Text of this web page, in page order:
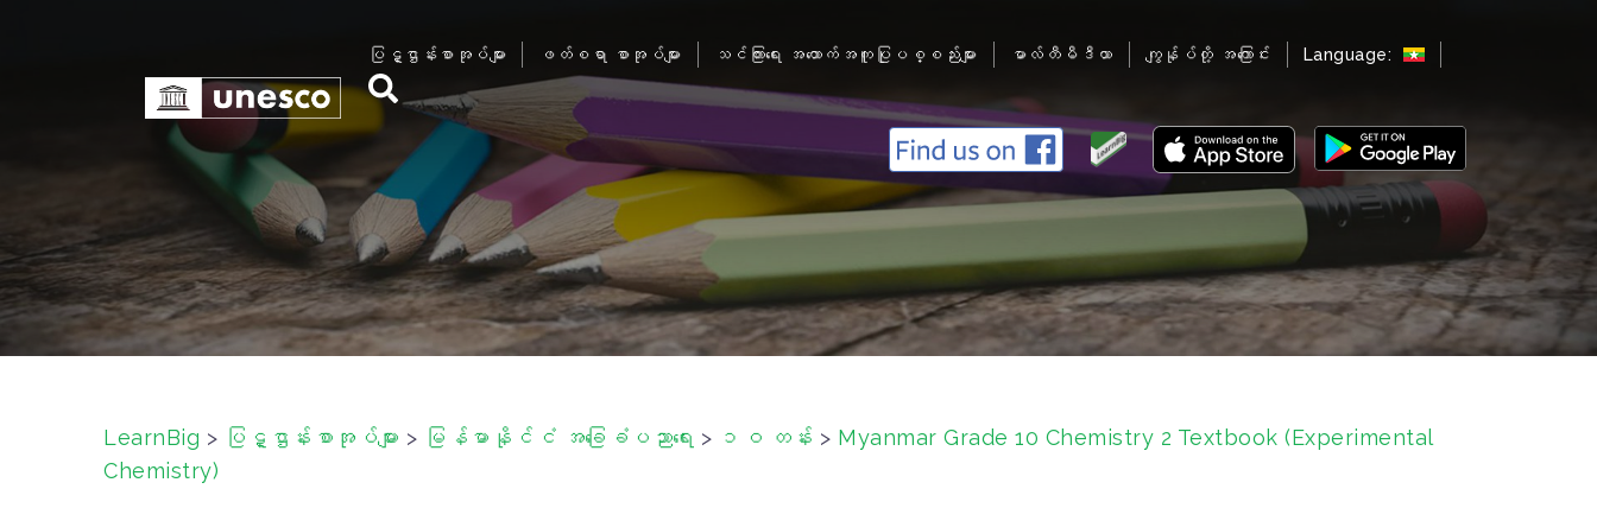
n
t
e
ပြဋ္ဌာန်းစာအုပ်များ ဖတ်စရာ စာအုပ်များ သင်ကြားရေး အထောက်အကူပြုပစ္စည်းများ မာလ်တီမီဒီယာ ကျွန်ုပ်တို့ အကြောင်း Language:
LearnBig > ပြဋ္ဌာန်းစာအုပ်များ > မြန်မာနိုင်ငံ အခြေခံပညာရေး > ၁ဝ တန်း > Myanmar Grade 10 Chemistry 2 Textbook (Experimental
Chemistry)